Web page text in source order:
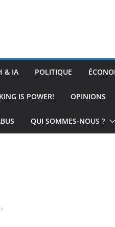
& IA POLITIQUE
IS POWER! OPINIONS
QUI SOMMES-NOUS ?